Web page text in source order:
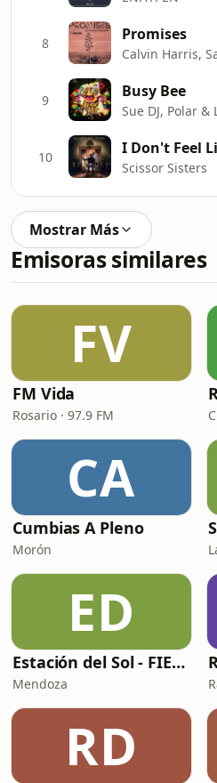
8 Promises
Calvin Harris,
9 Busy Bee
Sue DJ, Polar &
10 I Don't Feel
Scissor Sisters
Mostrar Más
Emisoras similares
FV
FM Vida
Rosario · 97.9 FM
CA
Cumbias A Pleno
Morón
ED
Estación del Sol - FIESTA
Mendoza
RD